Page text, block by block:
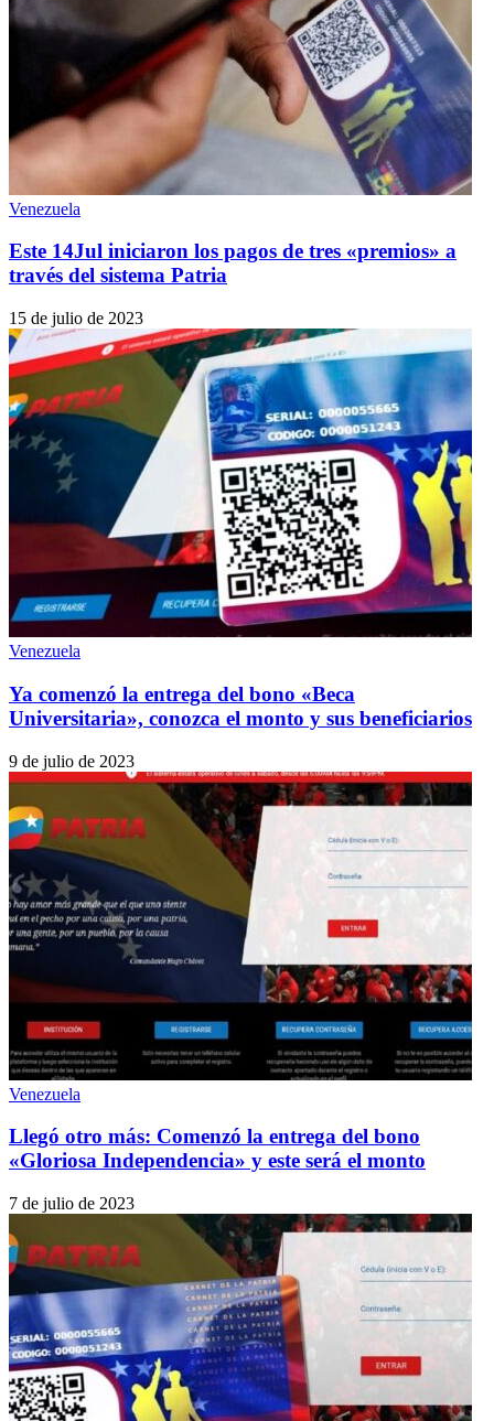
Venezuela
Este 14Jul iniciaron los pagos de tres «premios» a
través del sistema Patria
15 de julio de 2023
Venezuela
Ya comenzó la entrega del bono «Beca
Universitaria», conozca el monto y sus beneficiarios
9 de julio de 2023
Venezuela
Llegó otro más: Comenzó la entrega del bono
«Gloriosa Independencia» y este será el monto
7 de julio de 2023